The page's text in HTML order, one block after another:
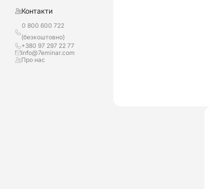
Контакти
0 800 600 722
(безкоштовно)
+380 97 297 22 77
info@7eminar.com
Про нас